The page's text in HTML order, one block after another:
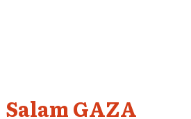
Salam GAZA